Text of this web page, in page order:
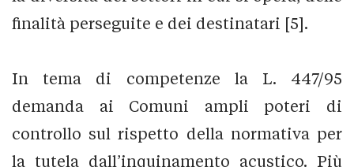
finalità perseguite e dei destinatari [5].
In tema di competenze la L. 447/95
demanda ai Comuni ampli poteri di
controllo sul rispetto della normativa per
la tutela dall’inquinamento acustico. Più